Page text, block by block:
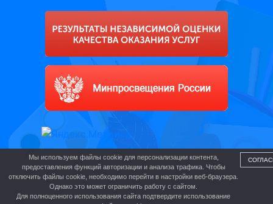
Мы используем файлы cookie для персонализации контента,
предоставления функций авторизации и анализа трафика. Чтобы
отключить файлы cookie, необходимо перейти в настройки веб-браузера.
Однако это может ограничить работу с сайтом.
Для полноценного использования сайта подтвердите использование